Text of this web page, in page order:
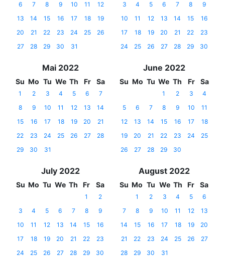
6
7 8 9 10 11
12
13
14 15 16 17 18
19
20
21 22 23 24 25
26
27
28 29 30 31
3
4 5 6 7 8
9
10
11 12 13 14 15
16
17
18 19 20 21 22
23
24
25 26 27 28 29 30
Mai 2022
Su Mo Tu We Th Fr Sa
1 2 3 4 5 6
7
8
9 10 11 12 13
14
15
16 17 18 19 20
21
22
23 24 25 26 27
28
29
30 31
June 2022
Su Mo Tu We Th Fr Sa
1 2 3
4
5
6 7 8 9 10
11
12
13 14 15 16 17
18
19
20 21 22 23 24
25
26
27 28 29 30
July 2022
Su Mo Tu We Th Fr Sa
1
2
3
4 5 6 7 8
9
10
11 12 13 14 15
16
17
18 19 20 21 22
23
24
25 26 27 28 29 30
August 2022
Su Mo Tu We Th Fr Sa
1 2 3 4 5
6
7
8 9 10 11 12
13
14
15 16 17 18 19
20
21
22 23 24 25 26
27
28
29 30 31